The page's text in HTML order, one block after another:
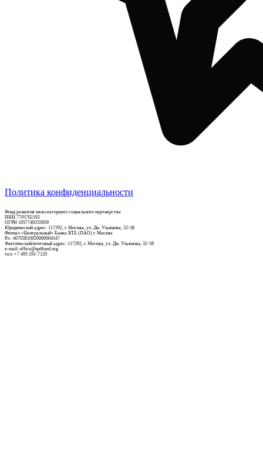
Политика конфиденциальности
Фонд развития межсекторного социального партнерства
ИНН 7705702192
ОГРН 1057749255959
Юридический адрес: 117292, г. Москва, ул. Дм. Ульянова, 32-58
Филиал «Центральный» Банка ВТБ (ПАО) г. Москва
Р/c: 40703810920000004547
Фактический/почтовый адрес: 117292, г. Москва, ул. Дм. Ульянова, 32-58
e-mail: office@spdfund.org
тел: +7 495 191-7120